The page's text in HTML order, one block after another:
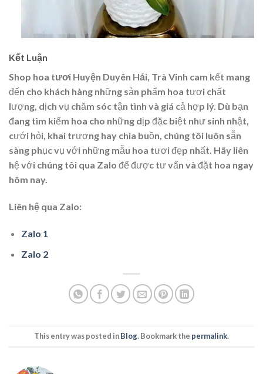
Kết Luận
Shop hoa tươi Huyện Duyên Hải, Trà Vinh cam kết mang
đến cho khách hàng những sản phẩm hoa tươi chất
lượng, dịch vụ chăm sóc tận tình và giá cả hợp lý. Dù bạn
đang tìm kiếm hoa cho những dịp đặc biệt như sinh nhật,
cưới hỏi, khai trương hay chia buồn, chúng tôi luôn sẵn
sàng phục vụ với những mẫu hoa tươi đẹp nhất. Hãy liên
hệ với chúng tôi qua Zalo để được tư vấn và đặt hoa ngay
hôm nay.
Liên hệ qua Zalo:
Zalo 1
Zalo 2
This entry was posted inBlog. Bookmark the permalink.